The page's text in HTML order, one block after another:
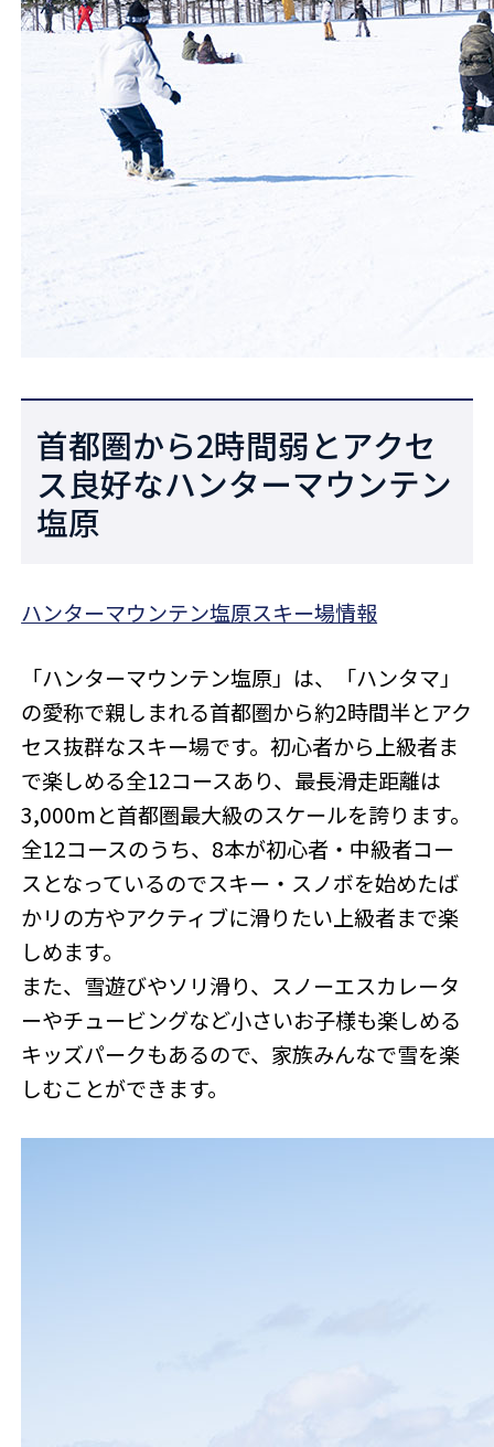
首都圏から2時間弱とアクセ
ス良好なハンターマウンテン
塩原
ハンターマウンテン塩原スキー場情報
「ハンターマウンテン塩原」は、「ハンタマ」
の愛称で親しまれる首都圏から約2時間半とアク
セス抜群なスキー場です。初心者から上級者ま
で楽しめる全12コースあり、最長滑走距離は
3,000mと首都圏最大級のスケールを誇ります。
全12コースのうち、8本が初心者・中級者コー
スとなっているのでスキー・スノボを始めたば
かリの方やアクティブに滑りたい上級者まで楽
しめます。
また、雪遊びやソリ滑り、スノーエスカレータ
ーやチュービングなど小さいお子様も楽しめる
キッズパークもあるので、家族みんなで雪を楽
しむことができます。